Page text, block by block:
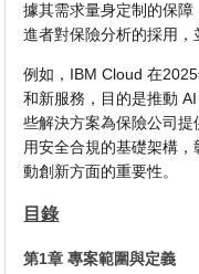
據其需求量身定制的保
進者對保險分析的採用，
例如，IBM Cloud 在
和新服務，目的是推動
些解決方案為保險公司
用安全合規的基礎架構
動創新方面的重要性。
目錄
第1章 專案範圍與定義